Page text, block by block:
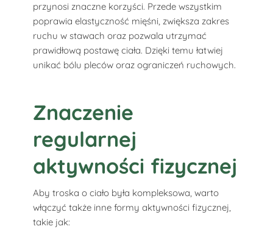
przynosi znaczne korzyści. Przede wszystkim
poprawia elastyczność mięśni, zwiększa zakres
ruchu w stawach oraz pozwala utrzymać
prawidłową postawę ciała. Dzięki temu łatwiej
unikać bólu pleców oraz ograniczeń ruchowych.
Znaczenie
regularnej
aktywności fizycznej
Aby troska o ciało była kompleksowa, warto
włączyć także inne formy aktywności fizycznej,
takie jak: